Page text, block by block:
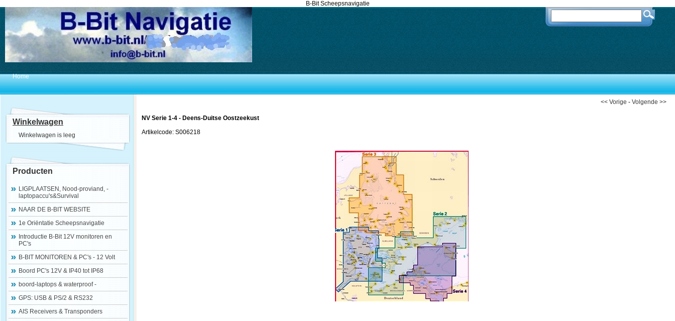
B-Bit Scheepsnavigatie
Home
Winkelwagen
Winkelwagen is leeg
Producten
LIGPLAATSEN, Nood-proviand, -
laptopaccu's&Survival
NAAR DE B-BIT WEBSITE
1e Oriëntatie Scheepsnavigatie
Introductie B-Bit 12V monitoren en
PC's
B-BIT MONITOREN & PC's - 12 Volt
Boord PC's 12V & IP40 tot IP68
boord-laptops & waterproof -
GPS: USB & PS/2 & RS232
AIS Receivers & Transponders
<< Vorige - Volgende >>
NV Serie 1-4 - Deens-Duitse Oostzeekust
Artikelcode: S006218